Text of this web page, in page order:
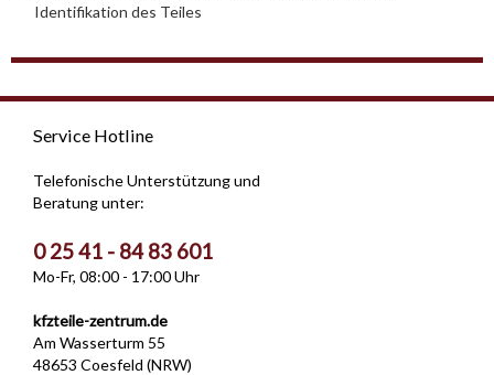
Identifikation des Teiles
Service Hotline
Telefonische Unterstützung und
Beratung unter:
0 25 41 - 84 83 601
Mo-Fr, 08:00 - 17:00 Uhr
kfzteile-zentrum.de
Am Wasserturm 55
48653 Coesfeld (NRW)